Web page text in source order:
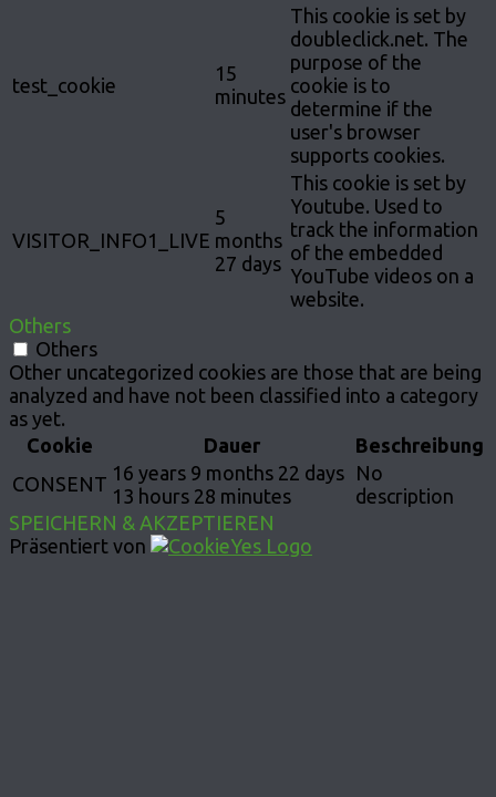
test_cookie
15
minutes
This cookie is set by
doubleclick.net. The
purpose of the
cookie is to
determine if the
user's browser
supports cookies.
VISITOR_INFO1_LIVE
5
months
27 days
This cookie is set by
Youtube. Used to
track the information
of the embedded
YouTube videos on a
website.
Others
Others
Other uncategorized cookies are those that are being
analyzed and have not been classified into a category
as yet.
Cookie
Dauer
Beschreibung
CONSENT 16 years 9 months 22 days
13 hours 28 minutes
No
description
SPEICHERN & AKZEPTIEREN
Präsentiert von